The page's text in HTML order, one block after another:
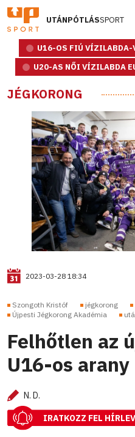
UTÁNPÓTLÁSSPORT
U16-OS FIÚ VÍZILABDA-
U20-AS NŐI VÍZILABDA
JÉGKORONG
2023-03-28 18:34
Szongoth Kristóf jégkorong
Újpesti Jégkorong Akadémia
Felhőtlen az
U16-os
N. D.
IRATKOZZ FEL